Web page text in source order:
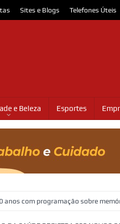
Sites e Blogs Telefones Úteis
e Beleza Esportes
sobre memória, educação